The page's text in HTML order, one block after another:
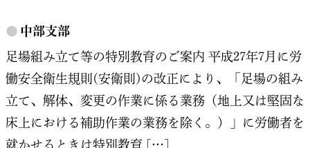
● 中部支部
足場組み立て等の特別教育のご案内 平成27年7月に労
働安全衛生規則(安衛則)の改正により、「足場の組み
立て、解体、変更の作業に係る業務（地上又は堅固な
床上における補助作業の業務を除く。）」に労働者を
就かせるときは特別教育 […]